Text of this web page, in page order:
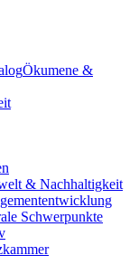
Ökumene &
& Nachhaltigkeit
Schwerpunkte